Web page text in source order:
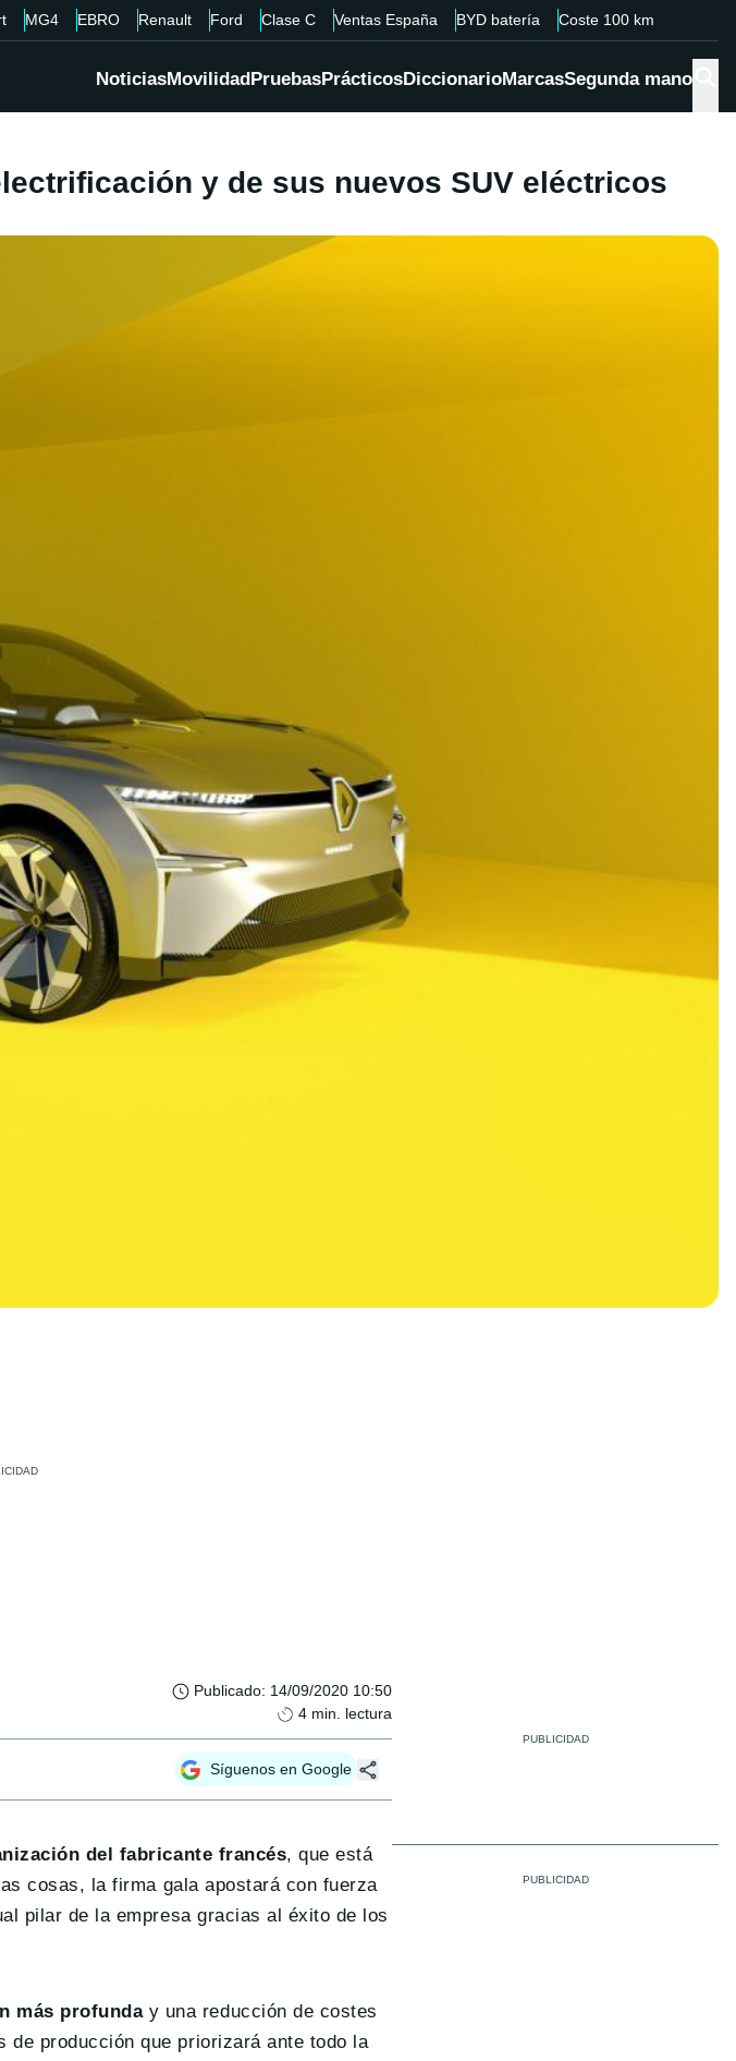
MG4 EBRO Renault Ford Clase C Ventas España BYD batería Coste 100 km
NoticiasMovilidadPruebasPrácticosDiccionarioMarcasSegunda mano
y de sus nuevos SUV eléctricos
Publicado: 14/09/2020 10:50
4 min. lectura
Síguenos en Google
del fabricante francés, que está
cosas, la firma gala apostará con fuerza
pilar de la empresa gracias al éxito de los
más profunday una reducción de costes
producción que priorizará ante todo la